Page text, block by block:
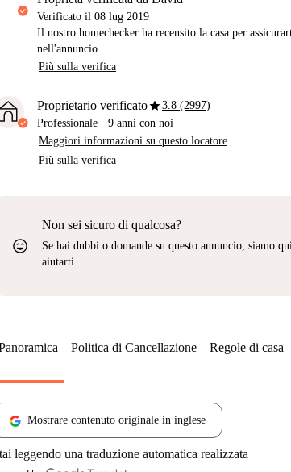
Verificato il 08 lug 2019
Il nostro homechecker ha recensito la casa per
nell'annuncio.
Più sulla verifica
Proprietario verificatostar3.8 (2997)
Professionale · 9 anni con noi
Maggiori informazioni su questo locatore
Più sulla verifica
sentiment_very_satisfied
Non sei sicuro di qualcosa?
Se hai dubbi o domande su questo annuncio, siamo
aiutarti.
Politica di Cancellazione Regole di casa
Mostrare contenuto originale in inglese
leggendo una traduzione automatica realizzata